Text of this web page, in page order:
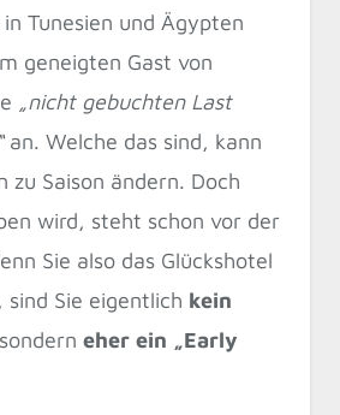
Tunesien und Ägypten
geneigten Gast von
„nicht gebuchten Last
an. Welche das sind, kann
zu Saison ändern. Doch
wird, steht schon vor der
Sie also das Glückshotel
sind Sie eigentlich kein
eher ein „Early